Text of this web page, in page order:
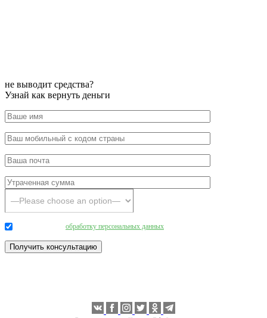
не выводит средства?
Узнай как вернуть деньги
обработку персональных данных